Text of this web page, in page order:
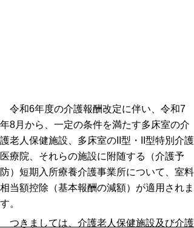
令和6年度の介護報酬改定に伴い、令和7
年8月から、一定の条件を満たす多床室の介
護老人保健施設、多床室のII型・II型特別介護
医療院、それらの施設に附随する（介護予
防）短期入所療養介護事業所について、室料
相当額控除（基本報酬の減額）が適用されま
す。
つきましては、介護老人保健施設及び介護